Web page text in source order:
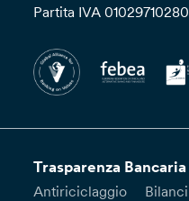
Partita IVA 01029710280
Trasparenza Bancaria
Antiriciclaggio
Bilanci